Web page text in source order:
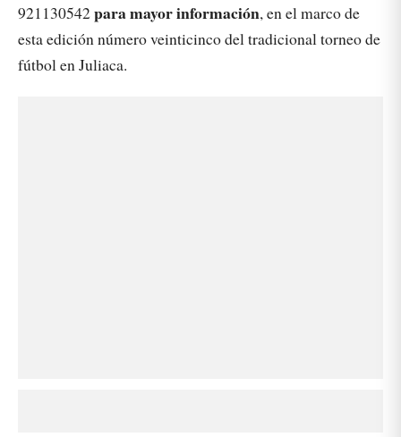
921130542para mayor información, en el marco de
esta edición número veinticinco del tradicional torneo de
fútbol en Juliaca.